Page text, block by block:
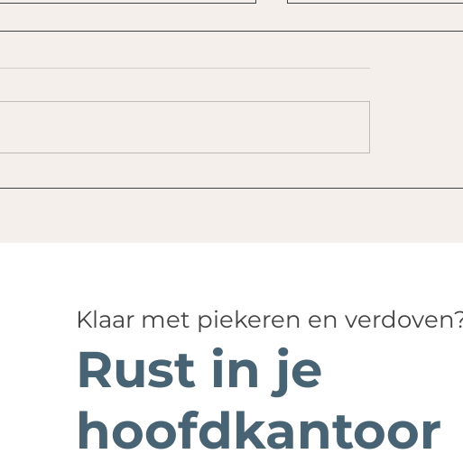
Klaar met piekeren en
Rust in je
hoofdkantoor